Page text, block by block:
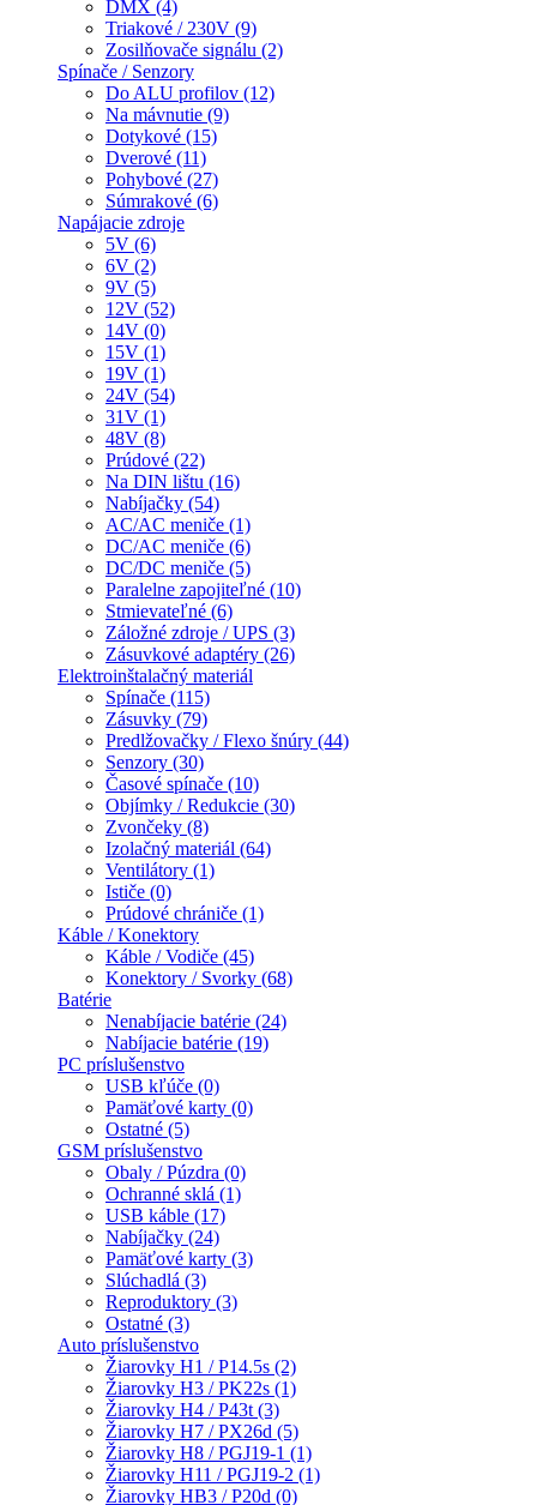
DMX (4)
Triakové / 230V (9)
Zosilňovače signálu (2)
Spínače / Senzory
Do ALU profilov (12)
Na mávnutie (9)
Dotykové (15)
Dverové (11)
Pohybové (27)
Súmrakové (6)
Napájacie zdroje
5V (6)
6V (2)
9V (5)
12V (52)
14V (0)
15V (1)
19V (1)
24V (54)
31V (1)
48V (8)
Prúdové (22)
Na DIN lištu (16)
Nabíjačky (54)
AC/AC meniče (1)
DC/AC meniče (6)
DC/DC meniče (5)
Paralelne zapojiteľné (10)
Stmievateľné (6)
Záložné zdroje / UPS (3)
Zásuvkové adaptéry (26)
Elektroinštalačný materiál
Spínače (115)
Zásuvky (79)
Predlžovačky / Flexo šnúry (44)
Senzory (30)
Časové spínače (10)
Objímky / Redukcie (30)
Zvončeky (8)
Izolačný materiál (64)
Ventilátory (1)
Ističe (0)
Prúdové chrániče (1)
Káble / Konektory
Káble / Vodiče (45)
Konektory / Svorky (68)
Batérie
Nenabíjacie batérie (24)
Nabíjacie batérie (19)
PC príslušenstvo
USB kľúče (0)
Pamäťové karty (0)
Ostatné (5)
GSM príslušenstvo
Obaly / Púzdra (0)
Ochranné sklá (1)
USB káble (17)
Nabíjačky (24)
Pamäťové karty (3)
Slúchadlá (3)
Reproduktory (3)
Ostatné (3)
Auto príslušenstvo
Žiarovky H1 / P14.5s (2)
Žiarovky H3 / PK22s (1)
Žiarovky H4 / P43t (3)
Žiarovky H7 / PX26d (5)
Žiarovky H8 / PGJ19-1 (1)
Žiarovky H11 / PGJ19-2 (1)
Žiarovky HB3 / P20d (0)